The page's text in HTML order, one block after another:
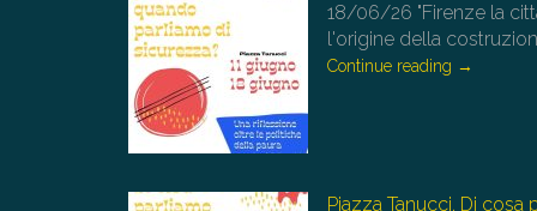
18/06/26 "Firenze la
l'origine della
Continue reading →
Piazza Tanucci. Di